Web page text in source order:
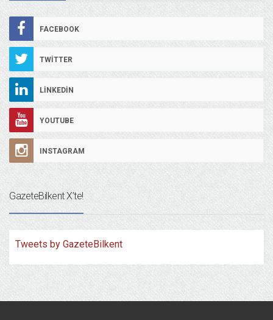
FACEBOOK
TWITTER
LINKEDIN
YOUTUBE
INSTAGRAM
GazeteBilkent X’te!
Tweets by GazeteBilkent